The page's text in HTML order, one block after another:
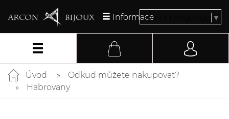
InformaceSelect Language ▼
Úvod
Odkud můžete nakupovat?
Habrovany